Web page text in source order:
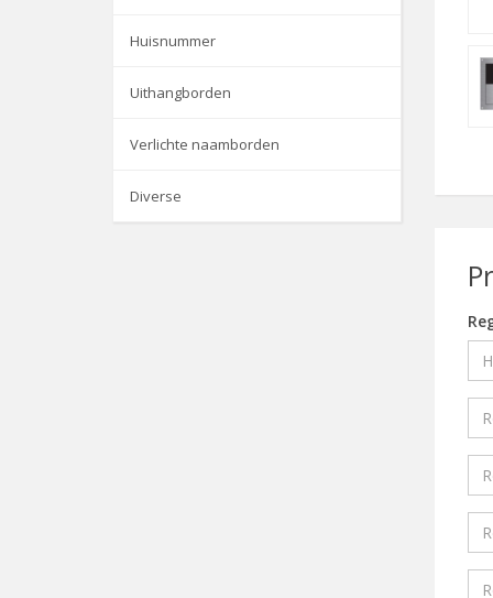
Huisnummer
Uithangborden
Verlichte naamborden
Diverse